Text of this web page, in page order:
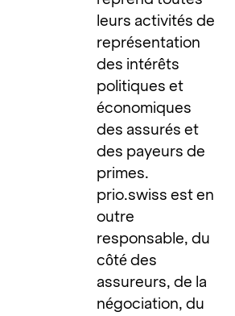
leurs activités de
représentation
des intérêts
politiques et
économiques
des assurés et
des payeurs de
primes.
prio.swiss est en
outre
responsable, du
côté des
assureurs, de la
négociation, du